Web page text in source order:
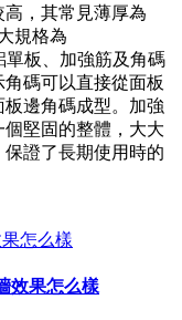
，其常見薄厚為
規格為
單板、加強筋及角碼
碼可以直接從面板
邊角碼成型。加強
堅固的整體，大大
證了長期使用時的
效果怎么樣